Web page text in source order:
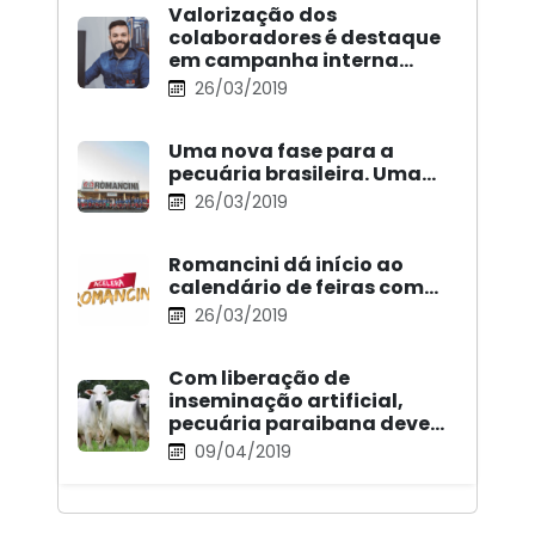
Valorização dos
colaboradores é destaque
em campanha interna…
26/03/2019
Uma nova fase para a
pecuária brasileira. Uma…
26/03/2019
Romancini dá início ao
calendário de feiras com…
26/03/2019
Com liberação de
inseminação artificial,
pecuária paraibana deve…
09/04/2019